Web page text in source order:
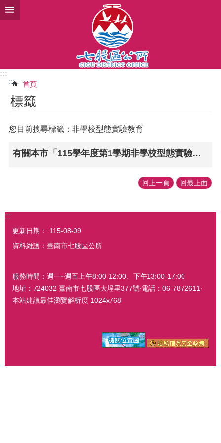
跳到主要內容區塊
:::
:::
首頁
標籤
您目前搜尋標籤：非學校型態實驗教育
有關本市「115學年度第1學期非學校型態實驗教育申請作業」相關申請程序及注意事項
回上一頁 回最上面
:::
更新日期：
115-08-09
資料維護：臺南市七股區公所
服務時間：週一~週五上午8:00-12:00、下午13:00-17:00
地址：724032 臺南市七股區大埕里377號‧電話：06-7872611‧
本站建議最佳瀏覽解析度 1024x768